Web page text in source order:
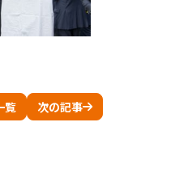
覧 次の記事